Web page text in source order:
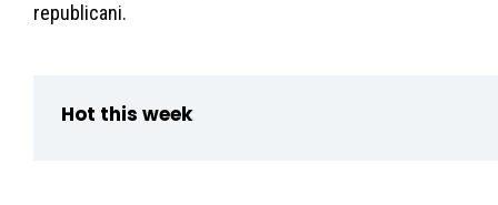
republicani.
Hot this week